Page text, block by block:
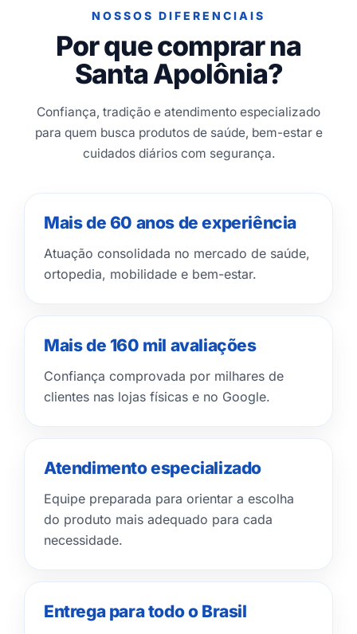
NOSSOS DIFERENCIAIS
Por que comprar na
Santa Apolônia?
Confiança, tradição e atendimento especializado
para quem busca produtos de saúde, bem-estar e
cuidados diários com segurança.
Mais de 60 anos de experiência
Atuação consolidada no mercado de saúde,
ortopedia, mobilidade e bem-estar.
Mais de 160 mil avaliações
Confiança comprovada por milhares de
clientes nas lojas físicas e no Google.
Atendimento especializado
Equipe preparada para orientar a escolha
do produto mais adequado para cada
necessidade.
Entrega para todo o Brasil